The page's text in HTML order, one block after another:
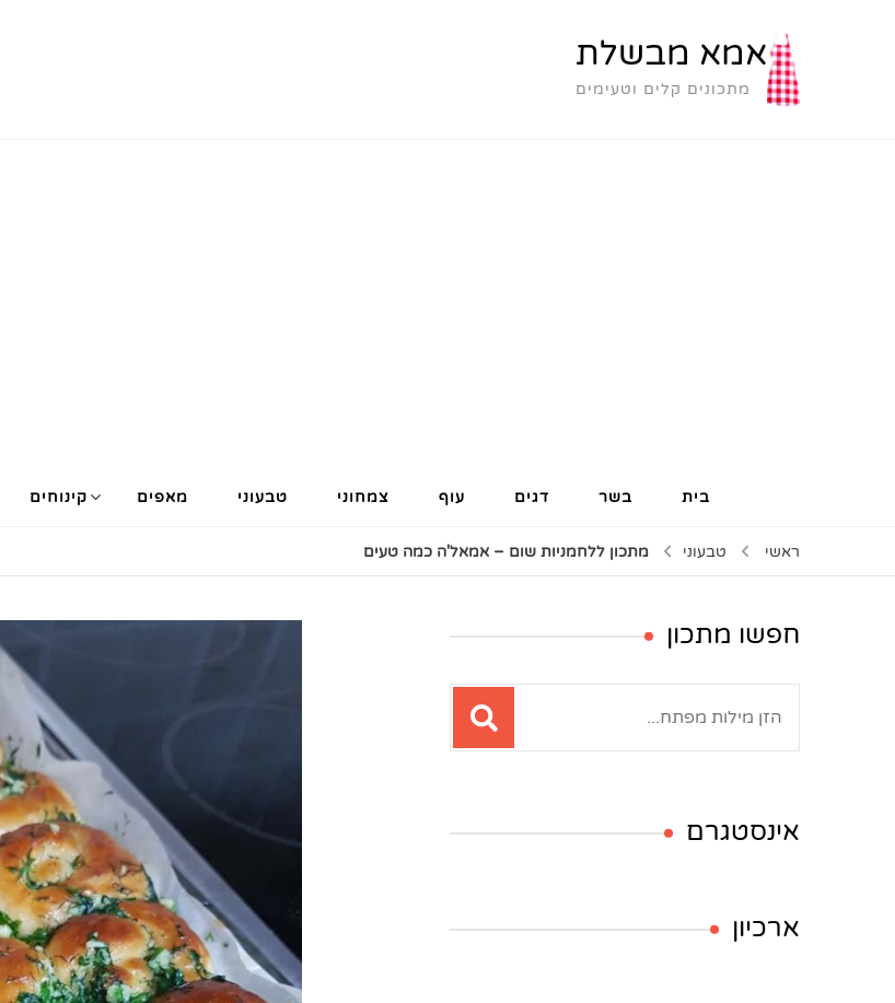
אמא מבשלת
מתכונים קלים וטעימים
בית בשר דגים עוף צמחוני טבעוני מאפים קינוחים
ראשי טבעוני מתכון ללחמניות שום – אמאל'ה כמה טעים
חפשו מתכון
אינסטגרם
ארכיון